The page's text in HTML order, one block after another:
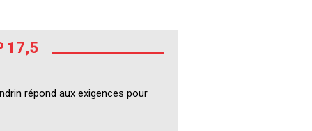
17,5
répond aux exigences pour